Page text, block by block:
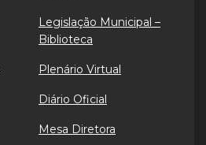
Legislação Municipal –
Biblioteca
Plenário Virtual
Diário Oficial
Mesa Diretora